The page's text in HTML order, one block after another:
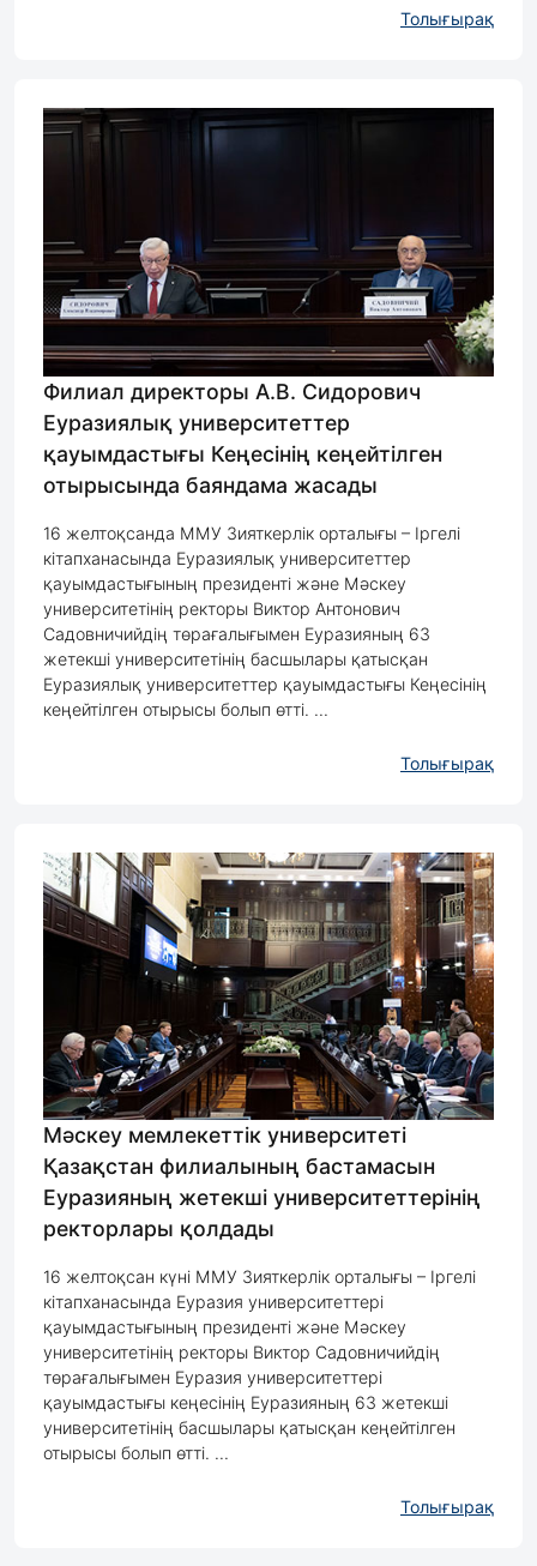
Толығырақ
Филиал директоры А.В. Сидорович
Еуразиялық университеттер
қауымдастығы Кеңесінің кеңейтілген
отырысында баяндама жасады
16 желтоқсанда ММУ Зияткерлік орталығы – Іргелі
кітапханасында Еуразиялық университеттер
қауымдастығының президенті және Мәскеу
университетінің ректоры Виктор Антонович
Садовничийдің төрағалығымен Еуразияның 63
жетекші университетінің басшылары қатысқан
Еуразиялық университеттер қауымдастығы Кеңесінің
кеңейтілген отырысы болып өтті. ...
Толығырақ
Мәскеу мемлекеттік университеті
Қазақстан филиалының бастамасын
Еуразияның жетекші университеттерінің
ректорлары қолдады
16 желтоқсан күні ММУ Зияткерлік орталығы – Іргелі
кітапханасында Еуразия университеттері
қауымдастығының президенті және Мәскеу
университетінің ректоры Виктор Садовничийдің
төрағалығымен Еуразия университеттері
қауымдастығы кеңесінің Еуразияның 63 жетекші
университетінің басшылары қатысқан кеңейтілген
отырысы болып өтті. ...
Толығырақ